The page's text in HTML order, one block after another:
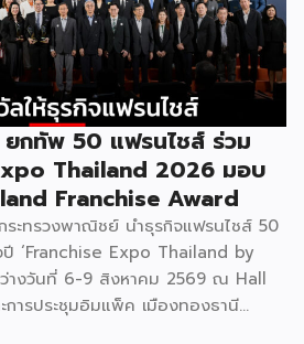
กทัพ 50 แฟรนไชส์ ร่วม
Thailand 2026 มอบ
Franchise Award
ะทรวงพาณิชย์ นำธุรกิจแฟรนไชส์ 50
ปี ‘Franchise Expo Thailand by
ว่างวันที่ 6-9 สิงหาคม 2569 ณ Hall
ารประชุมอิมแพ็ค เมืองทองธานี